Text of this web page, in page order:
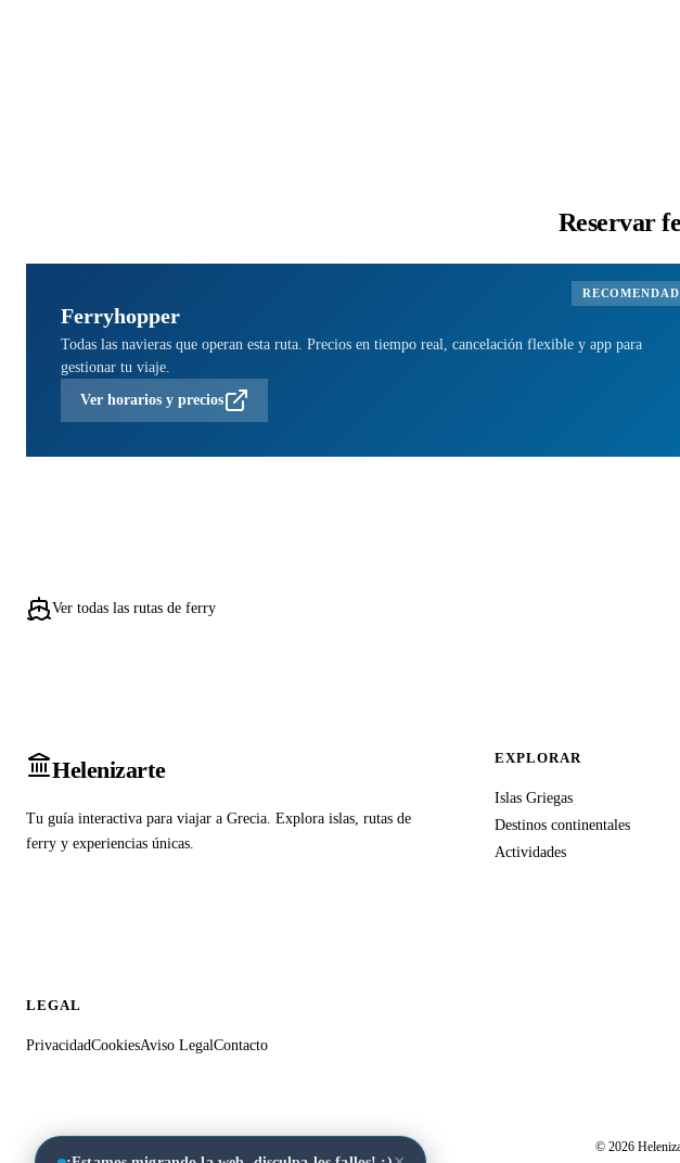
Reservar
Ferryhopper
Todas las navieras que operan esta ruta. Precios en tiempo real, cancelación flexible y app para
gestionar tu viaje.
Ver horarios y precios
Ver todas las rutas de ferry
Helenizarte
Tu guía interactiva para viajar a Grecia. Explora islas, rutas de
ferry y experiencias únicas.
EXPLORAR
Islas Griegas
Destinos continentales
Actividades
LEGAL
PrivacidadCookiesAviso LegalContacto
© 2026